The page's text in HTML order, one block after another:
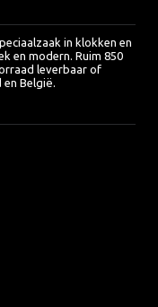
in klokken en
en modern. Ruim 850
leverbaar of
België.